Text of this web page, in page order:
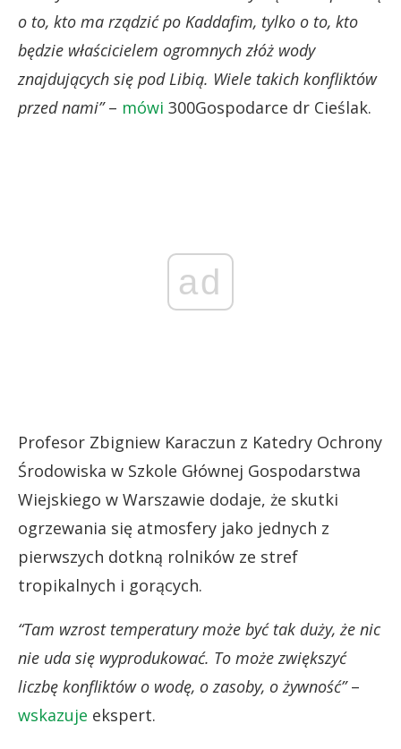
o to, kto ma rządzić po Kaddafim, tylko o to, kto
będzie właścicielem ogromnych złóż wody
znajdujących się pod Libią. Wiele takich konfliktów
przed nami”– mówi 300Gospodarce dr Cieślak.
ad
Profesor Zbigniew Karaczun z Katedry Ochrony
Środowiska w Szkole Głównej Gospodarstwa
Wiejskiego w Warszawie dodaje, że skutki
ogrzewania się atmosfery jako jednych z
pierwszych dotkną rolników ze stref
tropikalnych i gorących.
“Tam wzrost temperatury może być tak duży, że nic
nie uda się wyprodukować. To może zwiększyć
liczbę konfliktów o wodę, o zasoby, o żywność”–
wskazuje ekspert.